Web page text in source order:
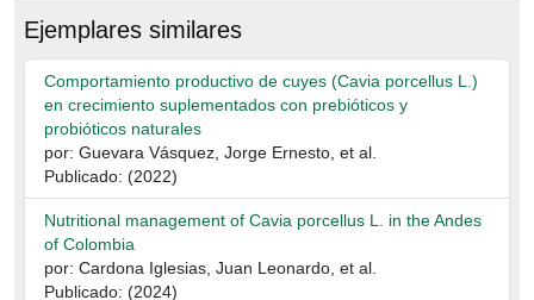
Ejemplares similares
Comportamiento productivo de cuyes (Cavia porcellus L.)
en crecimiento suplementados con prebióticos y
probióticos naturales
por: Guevara Vásquez, Jorge Ernesto, et al.
Publicado: (2022)
Nutritional management of Cavia porcellus L. in the Andes
of Colombia
por: Cardona Iglesias, Juan Leonardo, et al.
Publicado: (2024)